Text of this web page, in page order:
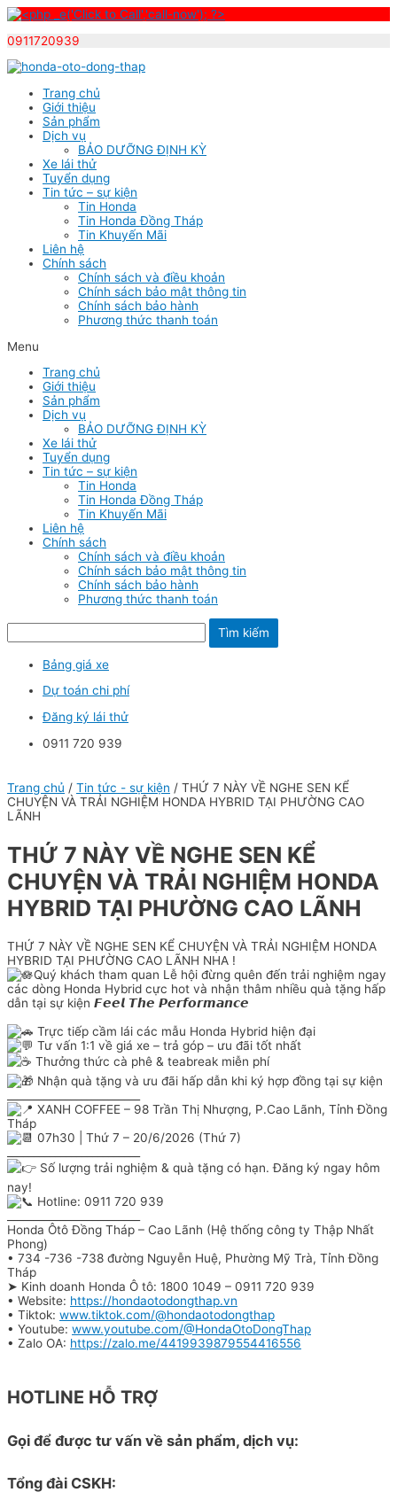
0911720939
Skip
contentTrang chủ
Giới thiệu
Sản phẩm
Dịch vụ
BẢO DƯỠNG ĐỊNH KỲ
Xe lái thử
Tuyển dụng
Tin tức – sự kiện
Tin Honda
Tin Honda Đồng Tháp
Tin Khuyến Mãi
Liên hệ
Chính sách
Chính sách và điều khoản
Chính sách bảo mật thông tin
Chính sách bảo hành
Phương thức thanh toán
Menu
Trang chủ
Giới thiệu
Sản phẩm
Dịch vụ
BẢO DƯỠNG ĐỊNH KỲ
Xe lái thử
Tuyển dụng
Tin tức – sự kiện
Tin Honda
Tin Honda Đồng Tháp
Tin Khuyến Mãi
Liên hệ
Chính sách
Chính sách và điều khoản
Chính sách bảo mật thông tin
Chính sách bảo hành
Phương thức thanh toán
Tìm kiếm
Bảng giá xe
Dự toán chi phí
Đăng ký lái thử
0911 720 939
Trang chủ / Tin tức - sự kiện / THỨ 7 NÀY VỀ NGHE SEN KỂ
CHUYỆN VÀ TRẢI NGHIỆM HONDA HYBRID TẠI PHƯỜNG CAO
LÃNH
THỨ 7 NÀY VỀ NGHE SEN KỂ
CHUYỆN VÀ TRẢI NGHIỆM HONDA
HYBRID TẠI PHƯỜNG CAO LÃNH
THỨ 7 NÀY VỀ NGHE SEN KỂ CHUYỆN VÀ TRẢI NGHIỆM HONDA
HYBRID TẠI PHƯỜNG CAO LÃNH NHA !
Quý khách tham quan Lễ hội đừng quên đến trải nghiệm ngay
các dòng Honda Hybrid cực hot và nhận thâm nhiều quà tặng hấp
dẫn tại sự kiện 𝙁𝙚𝙚𝙡 𝙏𝙝𝙚 𝙋𝙚𝙧𝙛𝙤𝙧𝙢𝙖𝙣𝙘𝙚
Trực tiếp cầm lái các mẫu Honda Hybrid hiện đại
Tư vấn 1:1 về giá xe – trả góp – ưu đãi tốt nhất
Thưởng thức cà phê & teabreak miễn phí
Nhận quà tặng và ưu đãi hấp dẫn khi ký hợp đồng tại sự kiện
XANH COFFEE – 98 Trần Thị Nhượng, P.Cao Lãnh, Tỉnh Đồng
Tháp
07h30 | Thứ 7 – 20/6/2026 (Thứ 7)
Số lượng trải nghiệm & quà tặng có hạn. Đăng ký ngay hôm
nay!
Hotline: 0911 720 939
Honda Ôtô Đồng Tháp – Cao Lãnh (Hệ thống công ty Thập Nhất
Phong)
• 734 -736 -738 đường Nguyễn Huệ, Phường Mỹ Trà, Tỉnh Đồng
Tháp
➤ Kinh doanh Honda Ô tô: 1800 1049 – 0911 720 939
• Website: https://hondaotodongthap.vn
• Tiktok: www.tiktok.com/@hondaotodongthap
• Youtube: www.youtube.com/@HondaOtoDongThap
• Zalo OA: https://zalo.me/4419939879554416556
HOTLINE HỖ TRỢ
Gọi để được tư vấn về sản phẩm, dịch vụ:
Tổng đài CSKH: